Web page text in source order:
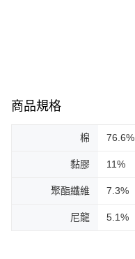
商品規格
棉 76.6%
黏膠 11%
聚酯纖維 7.3%
尼龍 5.1%